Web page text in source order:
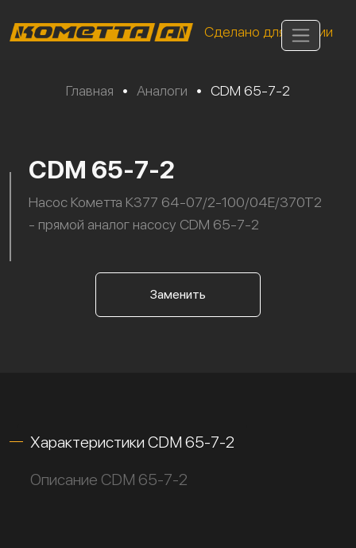
Сделано для России
Главная • Аналоги • CDM 65-7-2
CDM 65-7-2
Насос Кометта К377 64-07/2-100/04Е/370Т2
- прямой аналог насосу CDM 65-7-2
Заменить
Характеристики CDM 65-7-2
Описание CDM 65-7-2